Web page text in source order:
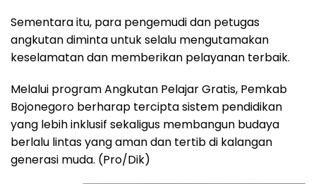
Sementara itu, para pengemudi dan petugas
angkutan diminta untuk selalu mengutamakan
keselamatan dan memberikan pelayanan terbaik.
Melalui program Angkutan Pelajar Gratis, Pemkab
Bojonegoro berharap tercipta sistem pendidikan
yang lebih inklusif sekaligus membangun budaya
berlalu lintas yang aman dan tertib di kalangan
generasi muda. (Pro/Dik)